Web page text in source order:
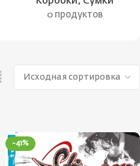
0 продуктов
-41%